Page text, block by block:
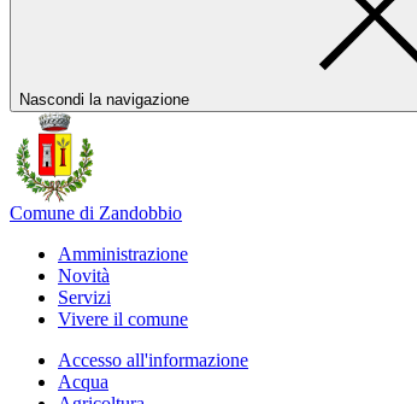
Nascondi la navigazione
Comune di Zandobbio
Amministrazione
Novità
Servizi
Vivere il comune
Accesso all'informazione
Acqua